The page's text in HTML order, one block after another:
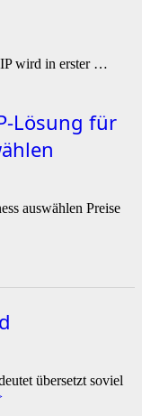
wird in erster …
Lösung für
auswählen Preise
übersetzt soviel